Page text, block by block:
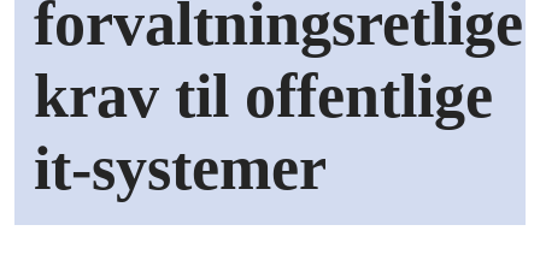
forvaltningsretlige
krav til offentlige
it-systemer